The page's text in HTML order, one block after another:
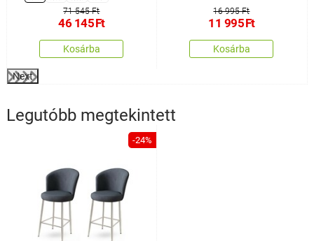
71 545 Ft
46 145Ft
Kosárba
16 995 Ft
11 995Ft
Kosárba
Next
Legutóbb megtekintett
-24%